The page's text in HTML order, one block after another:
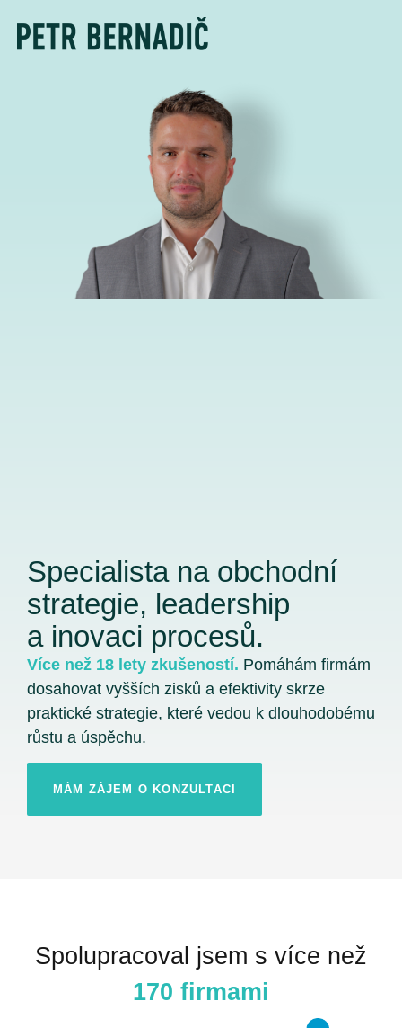
Specialista na obchodní
strategie, leadership
a inovaci procesů.
Více než 18 lety zkušeností. Pomáhám firmám
dosahovat vyšších zisků a efektivity skrze
praktické strategie, které vedou k dlouhodobému
růstu a úspěchu.
MÁM ZÁJEM O KONZULTACI
Spolupracoval jsem s více než
170 firmami